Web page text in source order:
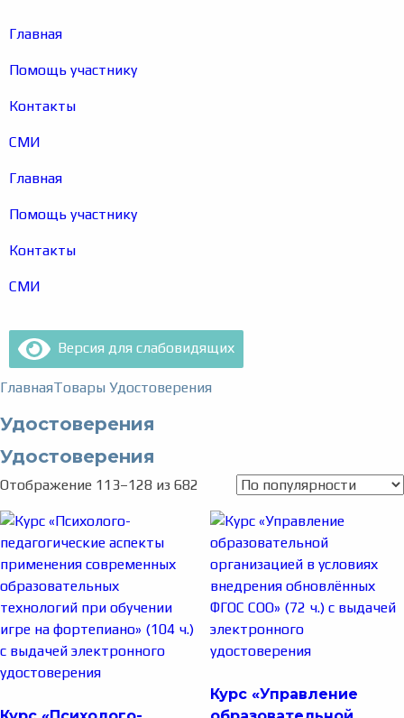
Главная
Помощь участнику
Контакты
СМИ
Главная
Помощь участнику
Контакты
СМИ
Версия для слабовидящих
ГлавнаяТовары Удостоверения
Удостоверения
Удостоверения
Отображение 113–128 из 682
Курс «Управление